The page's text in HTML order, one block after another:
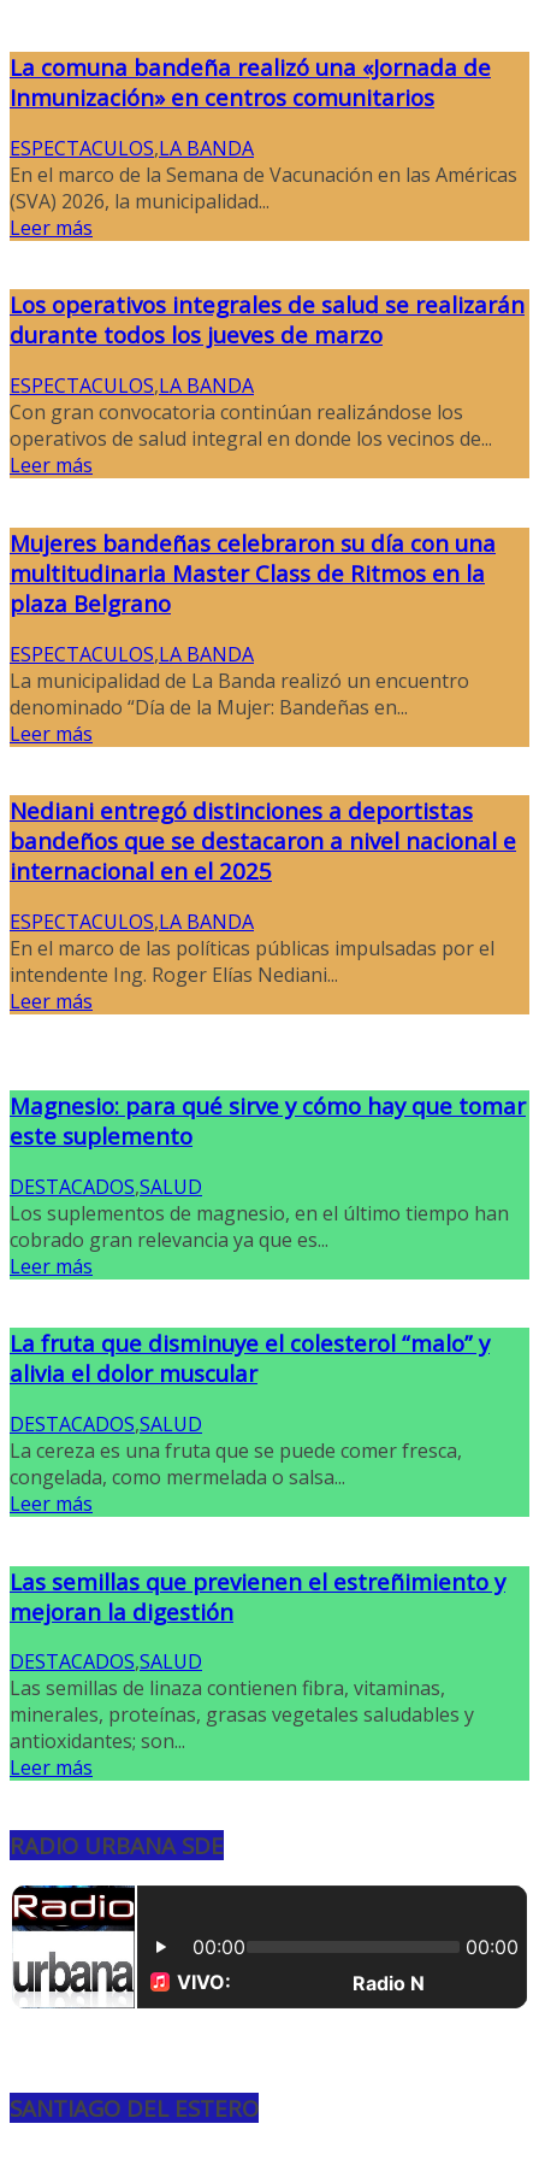
La comuna bandeña realizó una «Jornada de
Inmunización» en centros comunitarios
ESPECTACULOS,LA BANDA
En el marco de la Semana de Vacunación en las Américas
(SVA) 2026, la municipalidad...
Leer más
Los operativos integrales de salud se realizarán
durante todos los jueves de marzo
ESPECTACULOS,LA BANDA
Con gran convocatoria continúan realizándose los
operativos de salud integral en donde los vecinos de...
Leer más
Mujeres bandeñas celebraron su día con una
multitudinaria Master Class de Ritmos en la
plaza Belgrano
ESPECTACULOS,LA BANDA
La municipalidad de La Banda realizó un encuentro
denominado “Día de la Mujer: Bandeñas en...
Leer más
Nediani entregó distinciones a deportistas
bandeños que se destacaron a nivel nacional e
internacional en el 2025
ESPECTACULOS,LA BANDA
En el marco de las políticas públicas impulsadas por el
intendente Ing. Roger Elías Nediani...
Leer más
Magnesio: para qué sirve y cómo hay que tomar
este suplemento
DESTACADOS,SALUD
Los suplementos de magnesio, en el último tiempo han
cobrado gran relevancia ya que es...
Leer más
La fruta que disminuye el colesterol “malo” y
alivia el dolor muscular
DESTACADOS,SALUD
La cereza es una fruta que se puede comer fresca,
congelada, como mermelada o salsa...
Leer más
Las semillas que previenen el estreñimiento y
mejoran la digestión
DESTACADOS,SALUD
Las semillas de linaza contienen fibra, vitaminas,
minerales, proteínas, grasas vegetales saludables y
antioxidantes; son...
Leer más
RADIO URBANA SDE
SANTIAGO DEL ESTERO